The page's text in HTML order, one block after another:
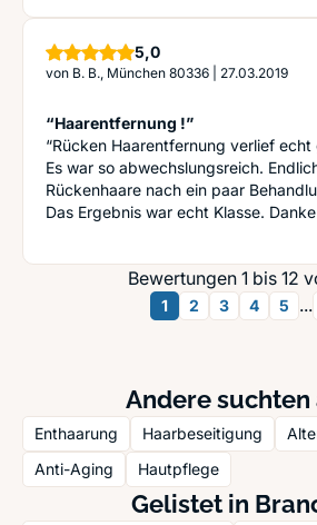
5,0Sterne
von B. B., München 80336 27.03.2019
“Haarentfernung !”
“Rücken Haarentfernung verlief
Es war so abwechslungsreich.
Rückenhaare nach ein paar
Das Ergebnis war echt Klasse.
Bewertungen 1 bis 12
1 2 3 4 5 ...
Andere suchten
Enthaarung Haarbeseitigung
Anti-Aging
Hautpflege
Gelistet in